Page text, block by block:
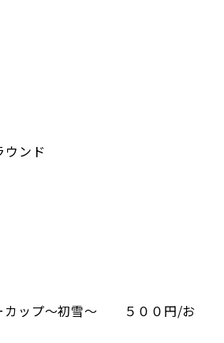
ウンド
カップ〜初雪〜 ５００円/お